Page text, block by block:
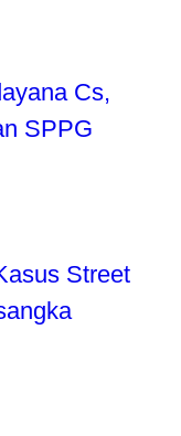
Cs,
SPPG
Street